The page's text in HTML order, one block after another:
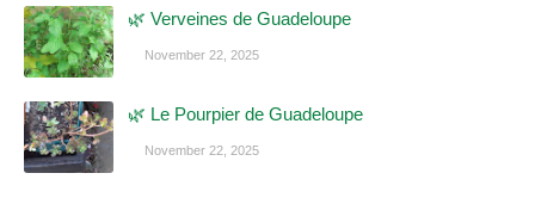
🌿 Verveines de Guadeloupe
November 22, 2025
🌿 Le Pourpier de Guadeloupe
November 22, 2025